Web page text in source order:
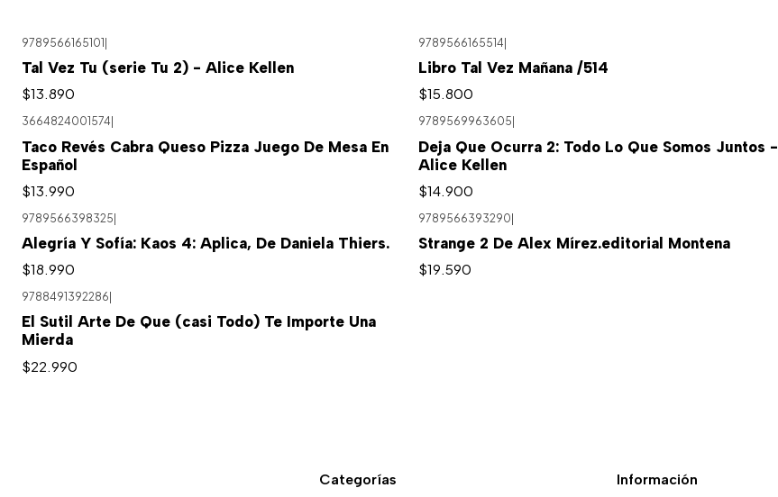
9789566165101
Tal Vez Tu (serie Tu 2) - Alice Kellen
$13.890
9789566165514
Libro Tal Vez Mañana /514
$15.800
3664824001574
Taco Revés Cabra Queso Pizza Juego De Mesa En
Español
$13.990
9789569963605
Deja Que Ocurra 2: Todo Lo Que Somos Juntos -
Alice Kellen
$14.900
9789566398325
Alegría Y Sofía: Kaos 4: Aplica, De Daniela Thiers.
$18.990
9789566393290
Strange 2 De Alex Mírez.editorial Montena
$19.590
9788491392286
El Sutil Arte De Que (casi Todo) Te Importe Una
Mierda
$22.990
Categorías Información